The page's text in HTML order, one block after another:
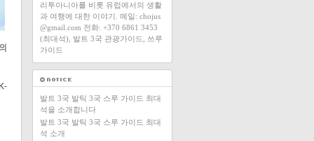
리투아니아를 비롯 유럽에서의 생활
과 여행에 대한 이야기. 메일: chojus
@gmail.com 전화: +370 6861 3453
(최대석), 발트 3국 관광가이드, 쓰루
가이드
발트 3국 발틱 3국 스루 가이드 최대
석을 소개합니다
발트 3국 발틱 3국 스루 가이드 최대
석 소개